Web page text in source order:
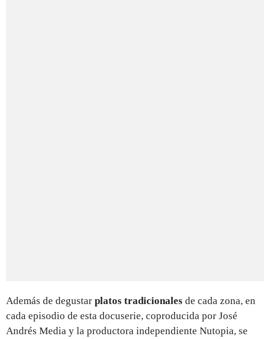
Además de degustar platos tradicionales de cada zona, en
cada episodio de esta docuserie, coproducida por José
Andrés Media y la productora independiente Nutopia, se